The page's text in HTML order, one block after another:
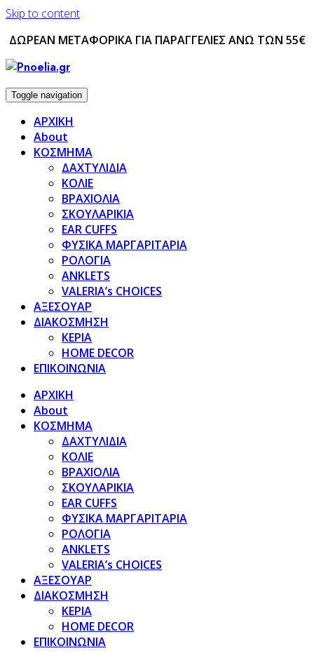
Skip to content
ΔΩΡΕΑΝ ΜΕΤΑΦΟΡΙΚΑ ΓΙΑ ΠΑΡΑΓΓΕΛΙΕΣ ΑΝΩ ΤΩΝ 55€
Toggle navigation
ΑΡΧΙΚΗ
About
ΚΟΣΜΗΜΑ
ΔΑΧΤΥΛΙΔΙΑ
ΚΟΛΙΕ
ΒΡΑΧΙΟΛΙΑ
ΣΚΟΥΛΑΡΙΚΙΑ
EAR CUFFS
ΦΥΣΙΚΑ ΜΑΡΓΑΡΙΤΑΡΙΑ
ΡΟΛΟΓΙΑ
ANKLETS
VALERIA’s CHOICES
ΑΞΕΣΟΥΑΡ
ΔΙΑΚΟΣΜΗΣΗ
ΚΕΡΙΑ
HOME DECOR
ΕΠΙΚΟΙΝΩΝΙΑ
ΑΡΧΙΚΗ
About
ΚΟΣΜΗΜΑ
ΔΑΧΤΥΛΙΔΙΑ
ΚΟΛΙΕ
ΒΡΑΧΙΟΛΙΑ
ΣΚΟΥΛΑΡΙΚΙΑ
EAR CUFFS
ΦΥΣΙΚΑ ΜΑΡΓΑΡΙΤΑΡΙΑ
ΡΟΛΟΓΙΑ
ANKLETS
VALERIA’s CHOICES
ΑΞΕΣΟΥΑΡ
ΔΙΑΚΟΣΜΗΣΗ
ΚΕΡΙΑ
HOME DECOR
ΕΠΙΚΟΙΝΩΝΙΑ